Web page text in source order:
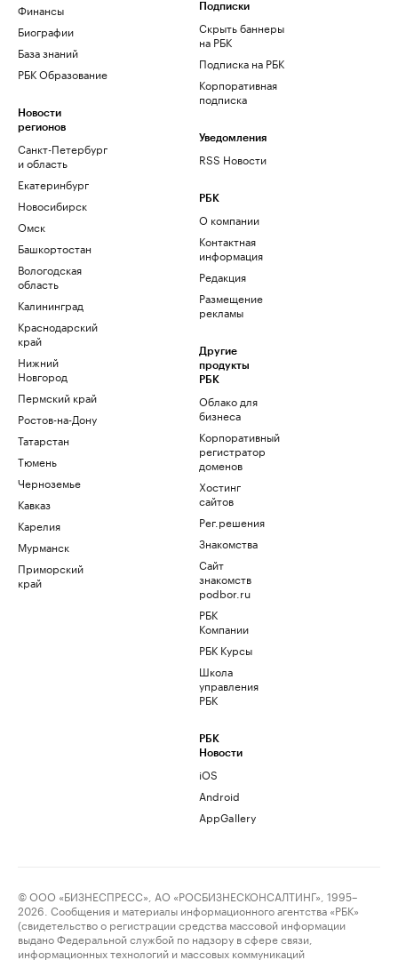
Финансы
Биографии
База знаний
РБК Образование
Новости
регионов
Санкт-Петербург
и область
Екатеринбург
Новосибирск
Омск
Башкортостан
Вологодская
область
Калининград
Краснодарский
край
Нижний
Новгород
Пермский край
Ростов-на-Дону
Татарстан
Тюмень
Черноземье
Кавказ
Карелия
Мурманск
Приморский
край
Подписки
Скрыть баннеры
на РБК
Подписка на РБК
Корпоративная
подписка
Уведомления
RSS Новости
РБК
О компании
Контактная
информация
Редакция
Размещение
рекламы
Другие
продукты
РБК
Облако для
бизнеса
Корпоративный
регистратор
доменов
Хостинг
сайтов
Рег.решения
Знакомства
Сайт
знакомств
podbor.ru
РБК
Компании
РБК Курсы
Школа
управления
РБК
РБК
Новости
iOS
Android
AppGallery
© ООО «БИЗНЕСПРЕСС», АО «РОСБИЗНЕСКОНСАЛТИНГ», 1995–
2026. Сообщения и материалы информационного агентства «РБК»
(свидетельство о регистрации средства массовой информации
выдано Федеральной службой по надзору в сфере связи,
информационных технологий и массовых коммуникаций